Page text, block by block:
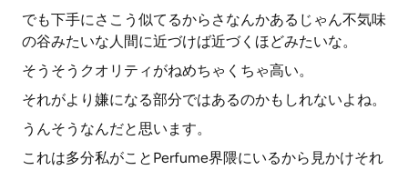
でも下手にさこう似てるからさなんかあるじゃん不気味
の谷みたいな人間に近づけば近づくほどみたいな。
そうそうクオリティがねめちゃくちゃ高い。
それがより嫌になる部分ではあるのかもしれないよね。
うんそうなんだと思います。
これは多分私がことPerfume界隈にいるから見かけそれ